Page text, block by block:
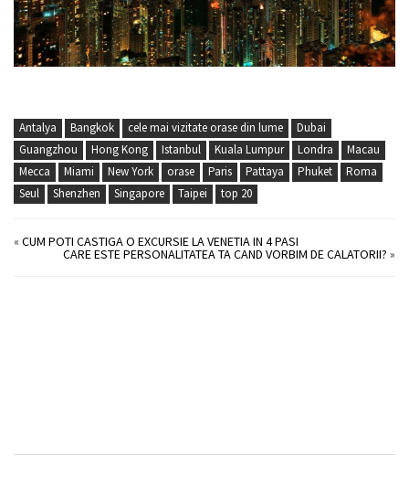
Antalya Bangkok cele mai vizitate orase din lume
Dubai
Guangzhou
Hong Kong Istanbul Kuala Lumpur Londra
Macau
Mecca
Miami New York orase Paris Pattaya Phuket
Roma
Seul
Shenzhen Singapore Taipei top 20
«CUM POTI CASTIGA O EXCURSIE LA VENETIA IN 4 PASI
CARE ESTE PERSONALITATEA TA CAND VORBIM DE CALATORII? »